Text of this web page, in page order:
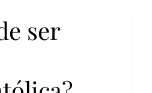
la Pérdida
ser